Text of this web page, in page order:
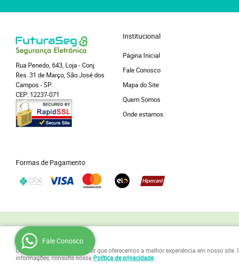
Rua Penedo, 643, Loja-Conj.
Res. 31 de Março, São José dos
Campos -SP
CEP: 12237-071
Institucional
Página Inicial
Fale Conosco
Mapa do Site
Quem Somos
Onde estamos
Formas de Pagamento
Para sua privacidade
Usamos cookies para garantir que oferecemos a melhor experiência em nosso
informações, consulte nossa Política de privacidade.
Fale Conosco